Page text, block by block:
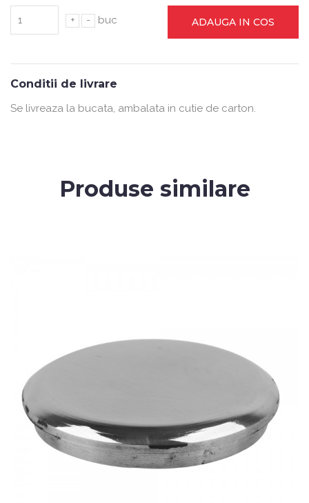
+ - buc ADAUGA IN COS
Conditii de livrare
Se livreaza la bucata, ambalata in cutie de carton.
Produse similare